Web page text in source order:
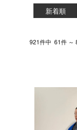
新着順
921件中 61件 ～